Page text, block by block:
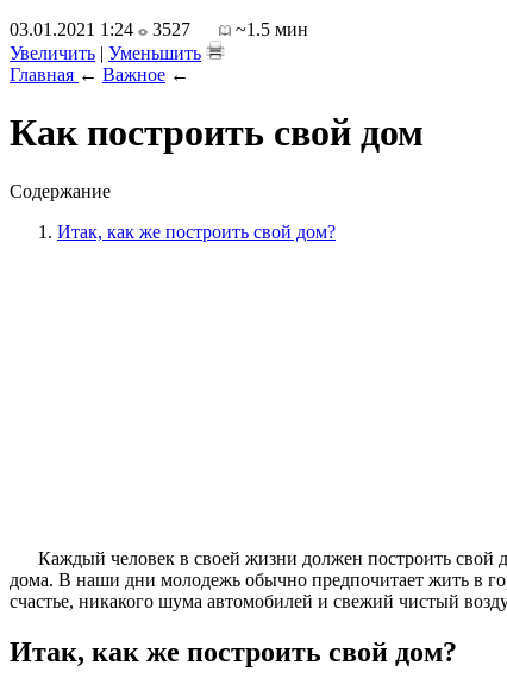
03.01.2021 1:24
3527
~1.5 мин
Увеличить | Уменьшить
Главная ← Важное ←
Как построить свой дом
Содержание
Итак, как же построить свой дом?
Каждый человек в своей жизни должен построить свой
дома. В наши дни молодежь обычно предпочитает жить в
счастье, никакого шума автомобилей и свежий чистый
Итак, как же построить свой дом?